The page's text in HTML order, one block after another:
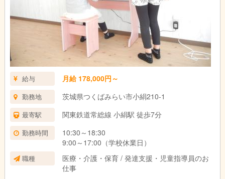
給与 月給 178,000円～
勤務地 茨城県つくばみらい市小絹210-1
最寄駅 関東鉄道常総線 小絹駅 徒歩7分
勤務時間
10:30～18:30
9:00～17:00（学校休業日）
職種
医療・介護・保育 / 発達支援・児童指導員のお
仕事